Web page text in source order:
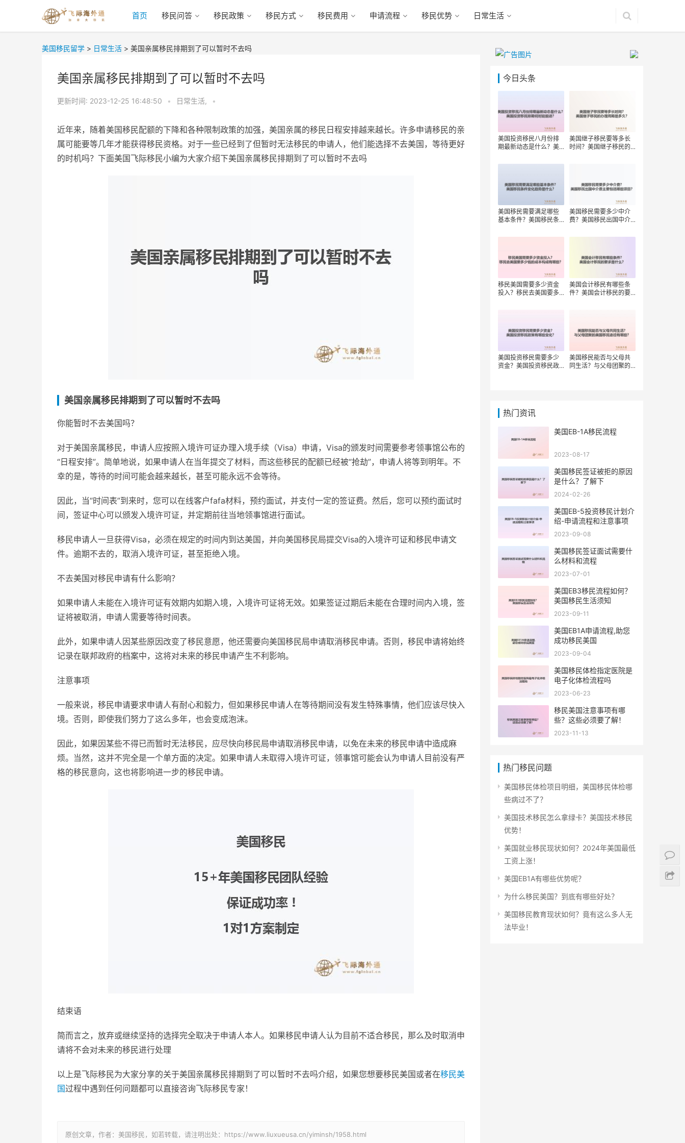
首页 移民问答 移民政策 移民方式 移民费用 申请流程 移民优势 日常生活
美国移民留学 > 日常生活 > 美国亲属移民排期到了可以暂时不去吗
美国亲属移民排期到了可以暂时不去吗
更新时间: 2023-12-25 16:48:50 • 日常生活, •
近年来，随着美国移民配额的下降和各种限制政策的加强，美国亲属的移民日程安排越来越长。许多申请移民的亲
属可能要等几年才能获得移民资格。对于一些已经到了但暂时无法移民的申请人，他们能选择不去美国，等待更好
的时机吗？下面美国飞际移民小编为大家介绍下美国亲属移民排期到了可以暂时不去吗
美国亲属移民排期到了可以暂时不去吗
你能暂时不去美国吗？
对于美国亲属移民，申请人应按照入境许可证办理入境手续（Visa）申请，Visa的颁发时间需要参考领事馆公布的
“日程安排”。简单地说，如果申请人在当年提交了材料，而这些移民的配额已经被“抢劫”，申请人将等到明年。不
幸的是，等待的时间可能会越来越长，甚至可能永远不会等待。
因此，当“时间表”到来时，您可以在线客户fafa材料，预约面试，并支付一定的签证费。然后，您可以预约面试时
间，签证中心可以颁发入境许可证，并定期前往当地领事馆进行面试。
移民申请人一旦获得Visa，必须在规定的时间内到达美国，并向美国移民局提交Visa的入境许可证和移民申请文
件。逾期不去的，取消入境许可证，甚至拒绝入境。
不去美国对移民申请有什么影响？
如果申请人未能在入境许可证有效期内如期入境，入境许可证将无效。如果签证过期后未能在合理时间内入境，签
证将被取消，申请人需要等待时间表。
此外，如果申请人因某些原因改变了移民意愿，他还需要向美国移民局申请取消移民申请。否则，移民申请将始终
记录在联邦政府的档案中，这将对未来的移民申请产生不利影响。
注意事项
一般来说，移民申请要求申请人有耐心和毅力，但如果移民申请人在等待期间没有发生特殊事情，他们应该尽快入
境。否则，即使我们努力了这么多年，也会变成泡沫。
因此，如果因某些不得已而暂时无法移民，应尽快向移民局申请取消移民申请，以免在未来的移民申请中造成麻
烦。当然，这并不完全是一个单方面的决定。如果申请人未取得入境许可证，领事馆可能会认为申请人目前没有严
格的移民意向，这也将影响进一步的移民申请。
结束语
简而言之，放弃或继续坚持的选择完全取决于申请人本人。如果移民申请人认为目前不适合移民，那么及时取消申
请将不会对未来的移民进行处理
以上是飞际移民为大家分享的关于美国亲属移民排期到了可以暂时不去吗介绍，如果您想要移民美国或者在移民美
国过程中遇到任何问题都可以直接咨询飞际移民专家！
原创文章，作者：美国移民，如若转载，请注明出处：https://www.liuxueusa.cn/yiminsh/1958.html
今日头条
美国投资移民八月份排
期最新动态是什么？美
前进？
美国继子移民要等多长
时间？美国继子移民的
美国移民需要满足哪些
基本条件？美国移民条
美国移民需要多少中介
费？美国移民出国中介
移民美国需要多少资金
投入？移民去美国要多
美国会计移民有哪些条
件？美国会计移民的要
美国投资移民需要多少
资金？美国投资移民政
美国移民能否与父母共
同生活？与父母团聚的
热门资讯
美国EB-1A移民流程
2023-08-17
美国移民签证被拒的原因
是什么？了解下
2024-02-26
美国EB-5投资移民计划介
绍-申请流程和注意事项
2023-09-08
美国移民签证面试需要什
么材料和流程
2023-07-01
美国EB3移民流程如何？
美国移民生活须知
2023-09-11
美国EB1A申请流程,助您
成功移民美国
2023-09-04
美国移民体检指定医院是
电子化体检流程吗
2023-06-23
移民美国注意事项有哪
些？这些必须要了解！
2023-11-13
热门移民问题
美国移民体检项目明细，美国移民体检哪
些病过不了？
美国技术移民怎么拿绿卡？美国技术移民
优势！
美国就业移民现状如何？2024年美国最低
工资上涨！
美国EB1A有哪些优势呢？
为什么移民美国？到底有哪些好处？
美国移民教育现状如何？竟有这么多人无
法毕业！